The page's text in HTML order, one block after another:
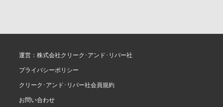
運営：株式会社クリーク･アンド･リバー社
プライバシーポリシー
クリーク･アンド･リバー社会員規約
お問い合わせ